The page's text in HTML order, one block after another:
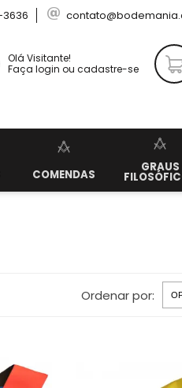
Olá Visitante!
Faça login ou cadastre-se
COMENDAS
GRAUS
Ordenar por: